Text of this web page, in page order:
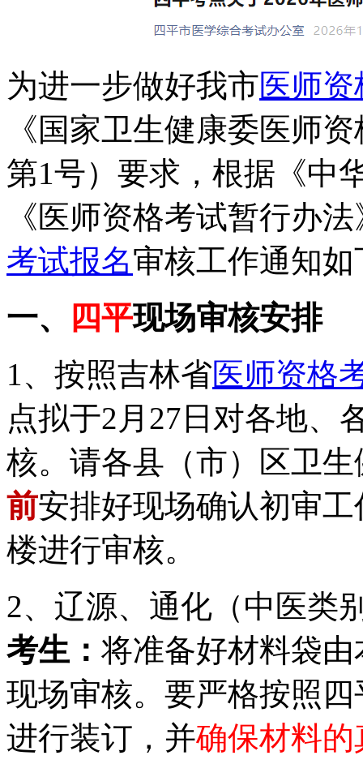
为进一步做好我市医师
《国家卫生健康委医师
第1号）要求，根据《中
《医师资格考试暂行办
考试报名审核工作通知如
一、
四平现场审核安排
1、按照吉林省医师资格
点拟于2月27日对各地、
核。请各县（市）区卫
前安排好现场确认初审
楼进行审核。
2、辽源、通化（中医类
考生： 将准备好材料袋
现场审核。要严格按照
进行装订，并确保材料